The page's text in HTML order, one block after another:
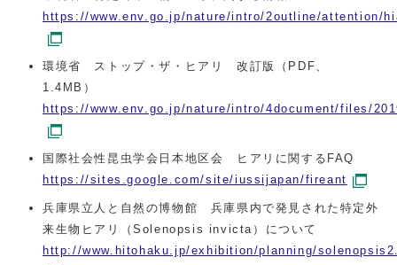
https://www.env.go.jp/nature/intro/2outline/attention/
環境省 ストップ・ザ・ヒアリ 改訂版（PDF、
1.4MB）
https://www.env.go.jp/nature/intro/4document/files/
国際社会性昆虫学会日本地区会 ヒアリに関するFAQ
https://sites.google.com/site/iussijapan/fireant
兵庫県立人と自然の博物館 兵庫県内で発見された特定外
来生物ヒアリ（Solenopsis invicta）について
http://www.hitohaku.jp/exhibition/planning/